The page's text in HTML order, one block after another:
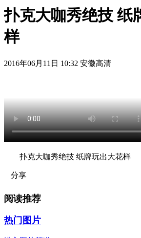
扑克大咖秀绝技 纸
样
2016年06月11日 10:32 安徽高清
扑克大咖秀绝技 纸牌玩出大花样
分享
阅读推荐
热门图片